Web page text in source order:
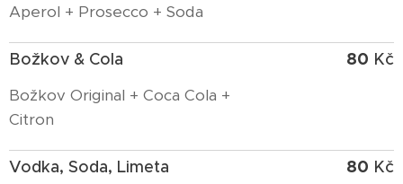
Aperol + Prosecco + Soda
Božkov & Cola
Božkov Original + Coca Cola +
Citron
80 Kč
Vodka, Soda, Limeta
80 Kč